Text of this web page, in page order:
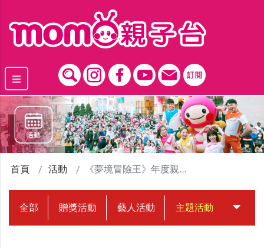
首頁 活動 《夢境冒險王》年度親子互動展【超能量探險隊】
全部 贈獎活動 藝人活動 主題活動 中獎名